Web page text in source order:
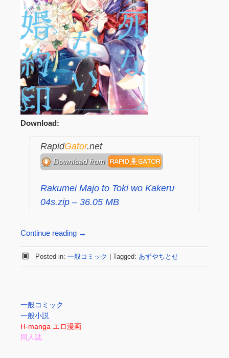
Download:
RapidGator.net
Rakumei Majo to Toki wo Kakeru
04s.zip – 36.05 MB
Continue reading →
Posted in: 一般コミック Tagged: あずやちとせ
一般コミック
一般小説
H-manga エロ漫画
同人誌